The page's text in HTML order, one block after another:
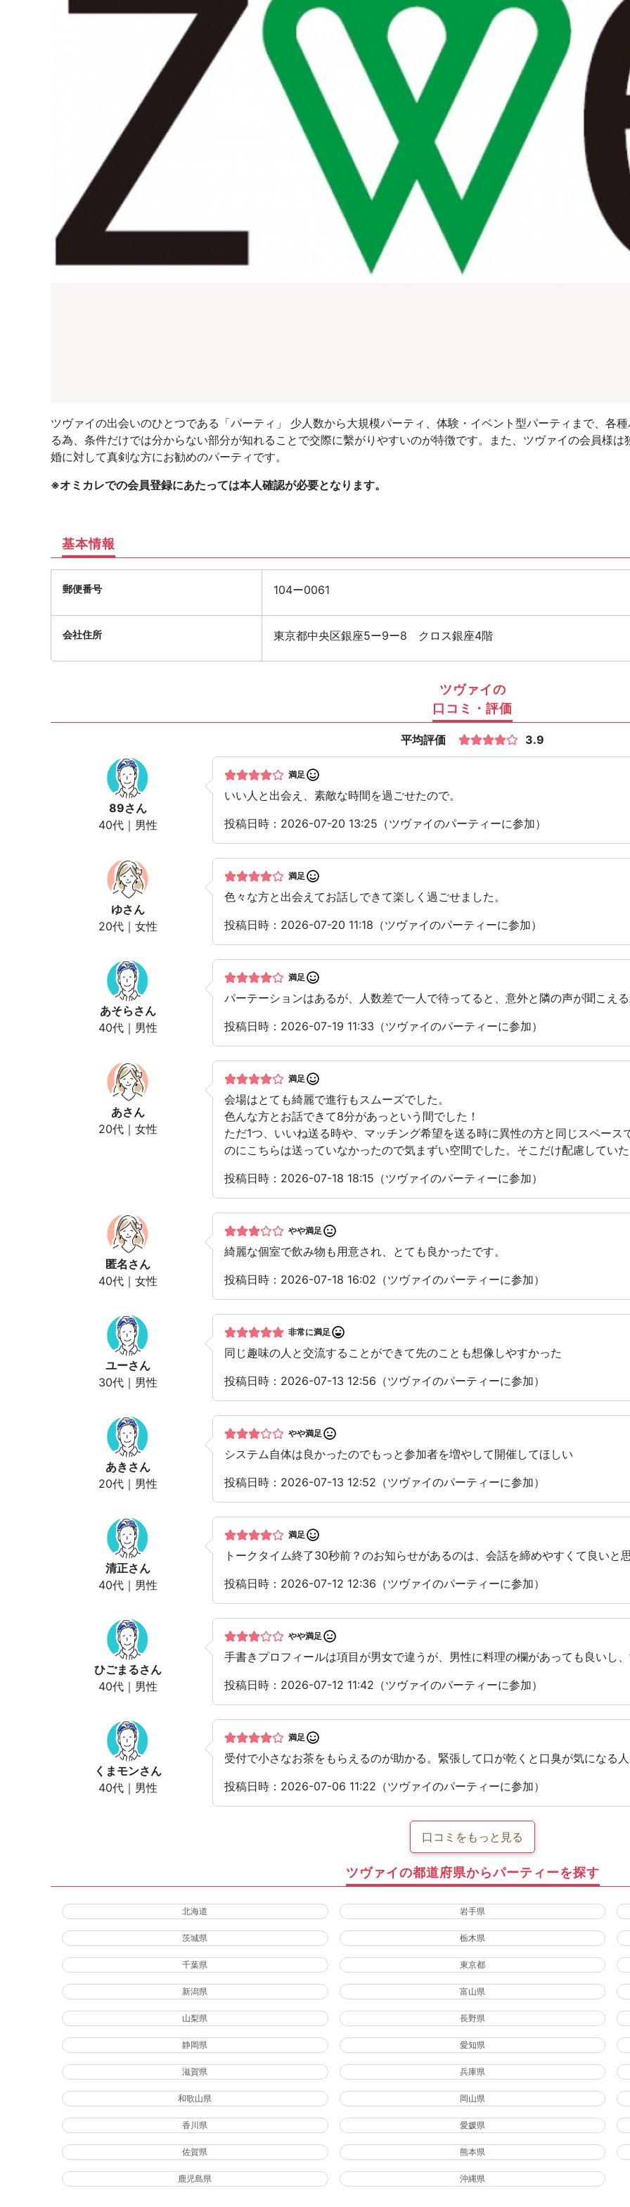
ツヴァイの出会いのひとつである「パーティ」 少人数から大規模パーティ、体験・イベント型パーティまで、各
る為、条件だけでは分からない部分が知れることで交際に繫がりやすいのが特徴です。また、ツヴァイの会員様
婚に対して真剣な方にお勧めのパーティです。
※オミカレでの会員登録にあたっては本人確認が必要となります。
基本情報
郵便番号 104ー0061
会社住所 東京都中央区銀座5ー9ー8 クロス銀座4階
ツヴァイの
口コミ・評価
平均評価 3.9
89さん
40代｜男性
満足
いい人と出会え、素敵な時間を過ごせたので。
投稿日時：2026-07-20 13:25（ツヴァイのパーティーに参加）
ゆさん
20代｜女性
満足
色々な方と出会えてお話しできて楽しく過ごせました。
投稿日時：2026-07-20 11:18（ツヴァイのパーティーに参加）
あそら さん
40代｜男性
満足
パーテーションはあるが、人数差で一人で待ってると、意外と隣の声が聞こえ
投稿日時：2026-07-19 11:33（ツヴァイのパーティーに参加）
あさん
20代｜女性
満足
会場はとても綺麗で進行もスムーズでした。
色んな方とお話できて8分があっという間でした！
ただ1つ、いいね送る時や、マッチング希望を送る時に異性の方と同じスペー
のにこちらは送っていなかったので気まずい空間でした。そこだけ配慮してい
投稿日時：2026-07-18 18:15（ツヴァイのパーティーに参加）
匿名 さん
40代｜女性
やや満足
綺麗な個室で飲み物も用意され、とても良かったです。
投稿日時：2026-07-18 16:02（ツヴァイのパーティーに参加）
ユーさん
30代｜男性
非常に満足
同じ趣味の人と交流することができて先のことも想像しやすかった
投稿日時：2026-07-13 12:56（ツヴァイのパーティーに参加）
あき さん
20代｜男性
やや満足
システム自体は良かったのでもっと参加者を増やして開催してほしい
投稿日時：2026-07-13 12:52（ツヴァイのパーティーに参加）
清正さん
40代｜男性
満足
トークタイム終了30秒前？のお知らせがあるのは、会話を締めやすくて良いと
投稿日時：2026-07-12 12:36（ツヴァイのパーティーに参加）
ひごまるさん
40代｜男性
やや満足
手書きプロフィールは項目が男女で違うが、男性に料理の欄があっても良いし
投稿日時：2026-07-12 11:42（ツヴァイのパーティーに参加）
くまモンさん
40代｜男性
満足
受付で小さなお茶をもらえるのが助かる。緊張して口が乾くと口臭が気になる
投稿日時：2026-07-06 11:22（ツヴァイのパーティーに参加）
口コミをもっと見る
ツヴァイの都道府県からパーティーを探す
北海道 岩手県
茨城県 栃木県
千葉県 東京都
新潟県 富山県
山梨県 長野県
静岡県 愛知県
滋賀県 兵庫県
和歌山県 岡山県
香川県 愛媛県
佐賀県 熊本県
鹿児島県 沖縄県